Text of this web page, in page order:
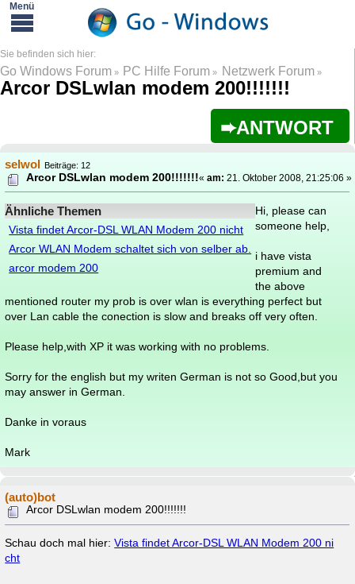
Go Windows Forum » PC Hilfe Forum » Netzwerk Forum»
Arcor DSLwlan modem 200!!!!!!!
ANTWORT
selwol Beiträge: 12
Arcor DSLwlan modem 200!!!!!!!«am: 21. Oktober 2008, 21:25:06 »
Ähnliche Themen
Vista findet Arcor-DSL WLAN Modem 200 nicht
Arcor WLAN Modem schaltet sich von selber ab.
arcor modem 200
Hi, please can
someone help,
i have vista
premium and
the above
mentioned router my prob is over wlan is everything perfect but
over Lan cable the conection is slow and breaks off very often.
Please help,with XP it was working with no problems.
Sorry for the english but my writen German is not so Good,but you
may answer in German.
Danke in voraus
Mark
(auto)bot
Arcor DSLwlan modem 200!!!!!!!
Schau doch mal hier:Vista findet Arcor-DSL WLAN Modem 200 ni
cht